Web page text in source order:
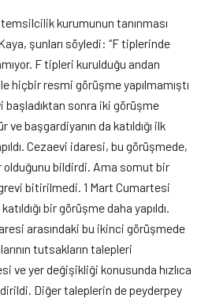
kurumunun tanınması
şunları söyledi: “F tiplerinde
F tipleri kurulduğu andan
hiçbir resmi görüşme yapılmamıştı
başladıktan sonra iki görüşme
ve başgardiyanın da katıldığı ilk
Cezaevi idaresi, bu görüşmede,
bildirdi. Ama somut bir
grevi bitirilmedi. 1 Mart Cumartesi
bir görüşme daha yapıldı.
arasındaki bu ikinci görüşmede
tutsakların talepleri
ve yer değişikliği konusunda hızlıca
Diğer taleplerin de peyderpey